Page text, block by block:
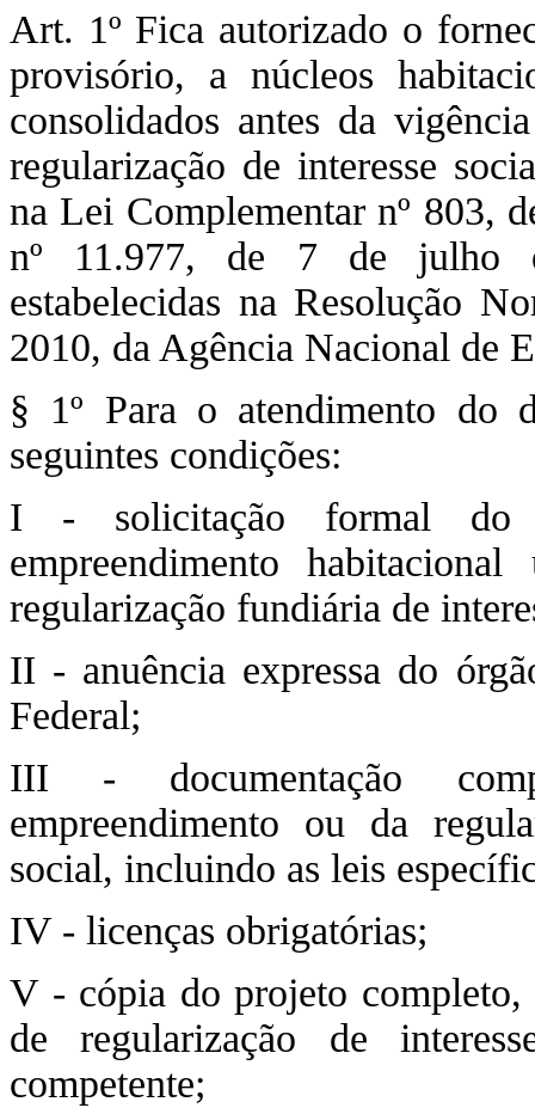
Art. 1º Fica autorizado o
provisório, a núcleos
consolidados antes da
regularização de interesse
na Lei Complementar nº 803,
nº 11.977, de 7 de julho
estabelecidas na Resolução
2010, da Agência Nacional de
§ 1º Para o atendimento do
seguintes condições:
I - solicitação formal do
empreendimento
regularização fundiária de
II - anuência expressa do
Federal;
III - documentação
empreendimento ou da
social, incluindo as leis
IV - licenças obrigatórias;
V - cópia do projeto
de regularização de
competente;